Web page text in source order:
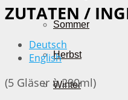
Sommer
Herbst
Winter
ZUTATEN /
Deutsch
English
(5 Gläser à 290ml)